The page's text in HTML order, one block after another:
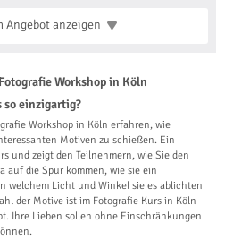
Angebotanzeigen
Workshop in Köln
so einzigartig?
Workshop in Köln erfahren, wie
Motiven zu schießen. Ein
und zeigt den Teilnehmern, wie Sie den
auf die Spur kommen, wie sie ein
welchem Licht und Winkel sie es ablichten
der Motive ist im Fotografie Kurs in Köln
Ihre Lieben sollen ohne Einschränkungen